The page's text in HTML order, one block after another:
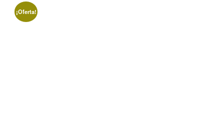
¡Oferta!